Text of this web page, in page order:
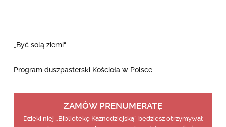
„Być solą ziemi”
Program duszpasterski Kościoła w Polsce
ZAMÓW PRENUMERATĘ
Dzięki niej „Bibliotekę Kaznodziejską” będziesz otrzymywał